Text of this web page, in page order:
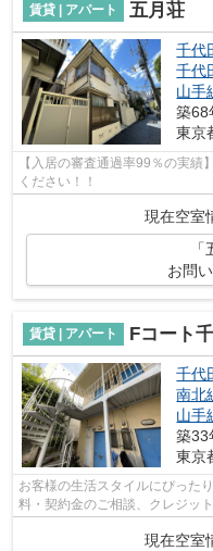
賃貸 | アパート 五月荘
千代
千代
山手
築68
東京
【入居の審査通過率99％の実
ください！！
現在空室
お問
賃貸 | アパート Fコート
千代
南北
山手
築33
東京
お客様の生活スタイルにぴった
料・契約金のご相談、クレジッ
現在空室